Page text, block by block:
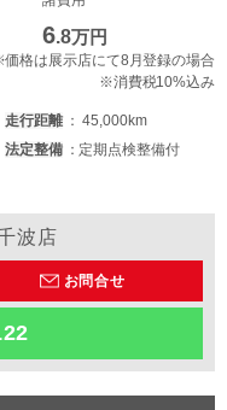
6.8万円
格は展示店にて8月登録の場合
※消費税10%込み
走行距離
45,000km
法定整備
定期点検整備付
波店
お問合せ